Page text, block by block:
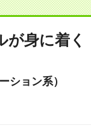
が身に着く
ション系）